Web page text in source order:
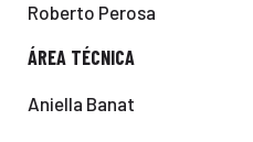
Roberto Perosa
ÁREA TÉCNICA
Aniella Banat